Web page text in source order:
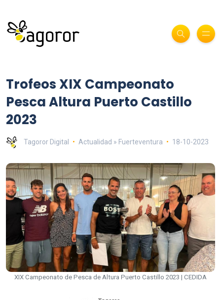
Trofeos XIX Campeonato
Pesca Altura Puerto Castillo
2023
Tagoror Digital Actualidad » Fuerteventura 18-10-2023
XIX Campeonato de Pesca de Altura Puerto Castillo 2023 | CEDIDA